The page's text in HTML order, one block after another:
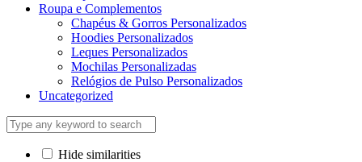
Roupa e Complementos
Chapéus & Gorros Personalizados
Hoodies Personalizados
Leques Personalizados
Mochilas Personalizadas
Relógios de Pulso Personalizados
Uncategorized
Hide similarities